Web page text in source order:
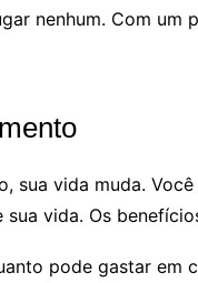
nenhum. Com um
sua vida muda.
vida. Os
pode gastar em